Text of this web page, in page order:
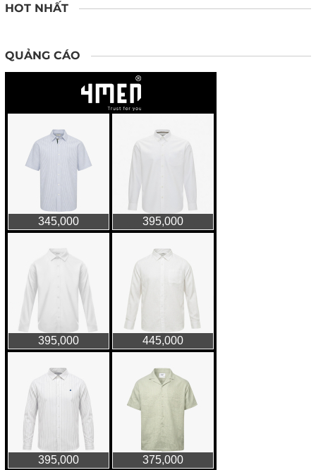
HOT NHẤT
QUẢNG CÁO